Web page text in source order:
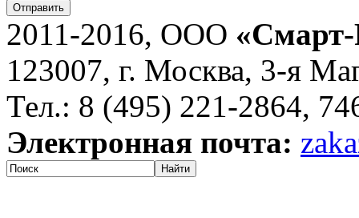
Отправить
2011-2016, ООО
123007, г. Москва, 3-я
Тел.: 8 (495) 221-2864,
Электронная почта:
Найти